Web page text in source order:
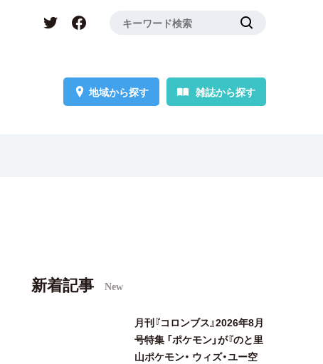
地域から探す 雑誌から探す
新着記事 New
月刊『コロンブス』2026年8月
号特集 「ポケモン」が『のと里
山ポケモン・ ウィズ・ユー空